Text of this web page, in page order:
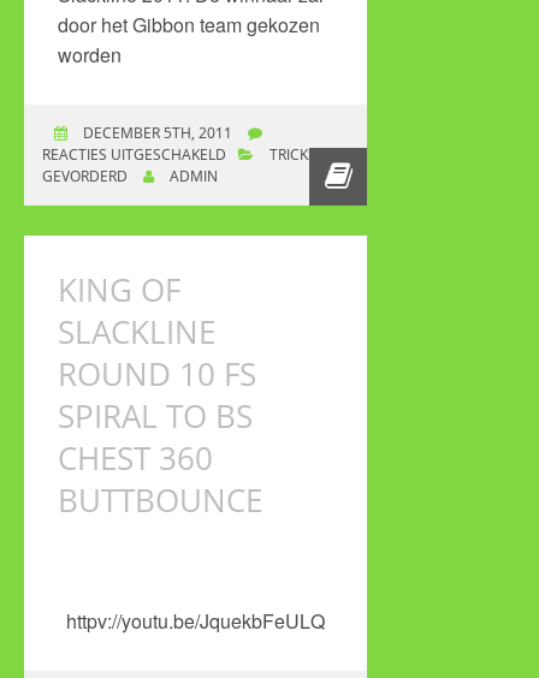
door het Gibbon team gekozen
worden
DECEMBER 5TH, 2011
REACTIES UITGESCHAKELD VOOR GIBBON KING
MOJO FLATSPIN 360
TRICKS
GEVORDERD
ADMIN
KING OF
SLACKLINE
ROUND 10 FS
SPIRAL TO BS
CHEST 360
BUTTBOUNCE
httpv://youtu.be/JquekbFeULQ